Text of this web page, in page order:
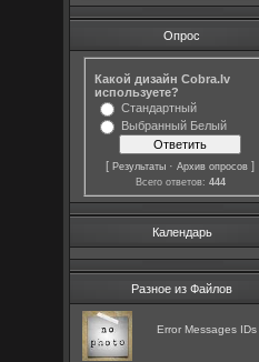
Опрос
Какой дизайн Cobra.lv
используете?
Стандартный
Выбранный Белый
[Результаты ·Архив опросов ]
Всего ответов: 444
Календарь
Разное из Файлов
Error Messages IDs